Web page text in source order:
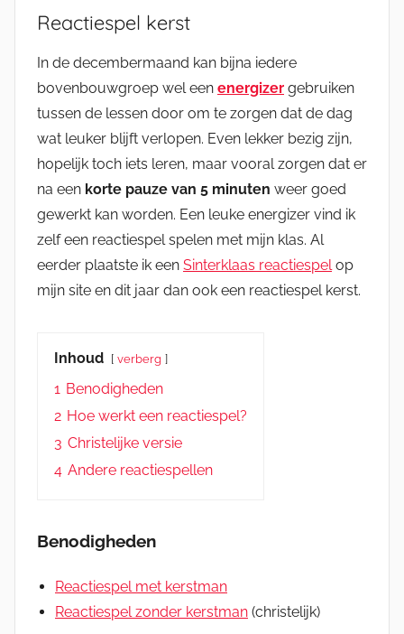
Reactiespel kerst
In de decembermaand kan bijna iedere
bovenbouwgroep wel een energizer gebruiken
tussen de lessen door om te zorgen dat de dag
wat leuker blijft verlopen. Even lekker bezig zijn,
hopelijk toch iets leren, maar vooral zorgen dat er
na een korte pauze van 5 minuten weer goed
gewerkt kan worden. Een leuke energizer vind ik
zelf een reactiespel spelen met mijn klas. Al
eerder plaatste ik een Sinterklaas reactiespel op
mijn site en dit jaar dan ook een reactiespel kerst.
Inhoud verberg
1 Benodigheden
2 Hoe werkt een reactiespel?
3 Christelijke versie
4 Andere reactiespellen
Benodigheden
Reactiespel met kerstman
Reactiespel zonder kerstman (christelijk)